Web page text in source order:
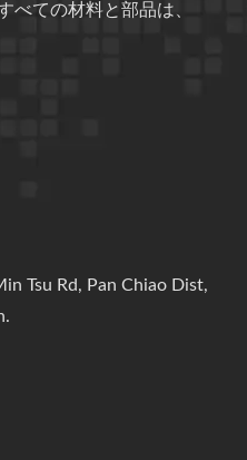
べての材料と部品は、
Tsu Rd, Pan Chiao Dist,